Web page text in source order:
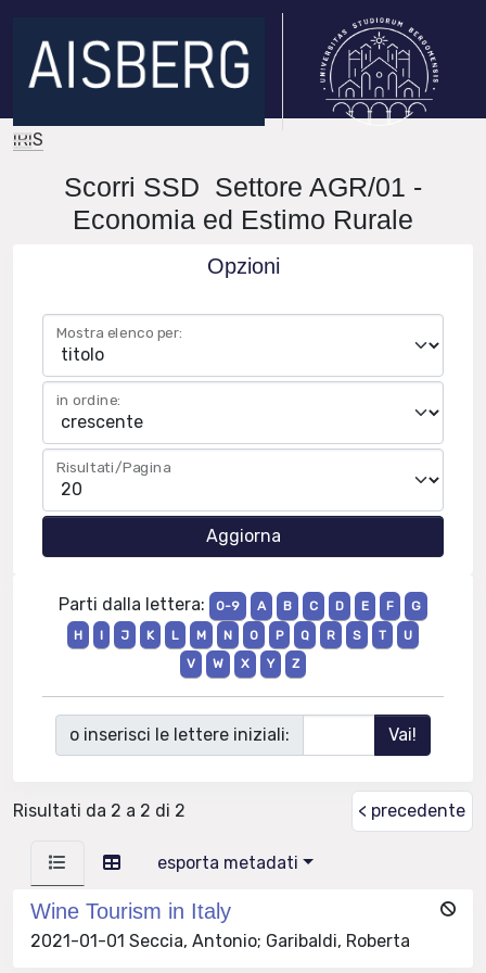
IRIS
Scorri SSD Settore AGR/01 -
Economia ed Estimo Rurale
Opzioni
Mostra elenco per:
in ordine:
Risultati/Pagina
Parti dalla lettera: 0-9 A B C D E F
G
H
I J K L M N O P Q R S T
U
V
W X Y Z
o inserisci le lettere iniziali:
Risultati da 2 a 2 di 2 < precedente
esporta metadati
Wine Tourism in Italy
2021-01-01 Seccia, Antonio; Garibaldi, Roberta